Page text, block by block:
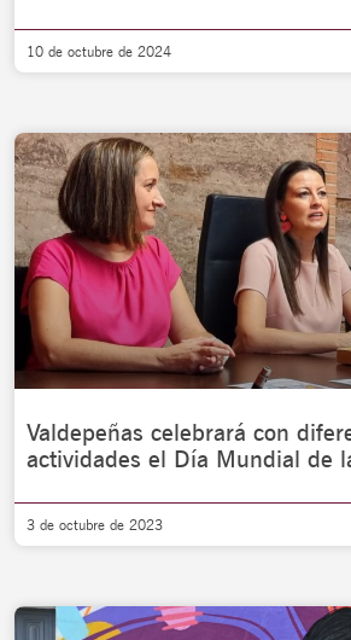
10 de octubre de 2024
Valdepeñas celebrará con
actividades el Día Mundial de
3 de octubre de 2023